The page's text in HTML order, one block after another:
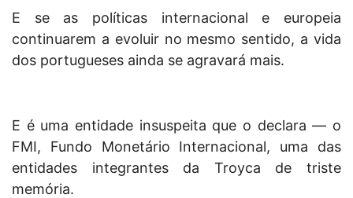
E se as políticas internacional e europeia
continuarem a evoluir no mesmo sentido, a vida
dos portugueses ainda se agravará mais.
E é uma entidade insuspeita que o declara — o
FMI, Fundo Monetário Internacional, uma das
entidades integrantes da Troyca de triste
memória.